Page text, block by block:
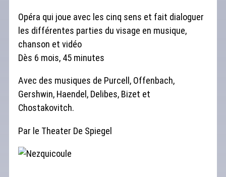
Opéra qui joue avec les cinq sens et fait dialoguer
les différentes parties du visage en musique,
chanson et vidéo
Dès 6 mois, 45 minutes
Avec des musiques de Purcell, Offenbach,
Gershwin, Haendel, Delibes, Bizet et
Chostakovitch.
Par le Theater De Spiegel